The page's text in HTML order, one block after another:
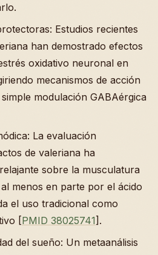
Estudios recientes
han demostrado efectos
oxidativo neuronal en
mecanismos de acción
modulación GABAérgica
La evaluación
de valeriana ha
sobre la musculatura
menos en parte por el ácido
el uso tradicional como
[PMID 38025741].
del sueño: Un metaanálisis